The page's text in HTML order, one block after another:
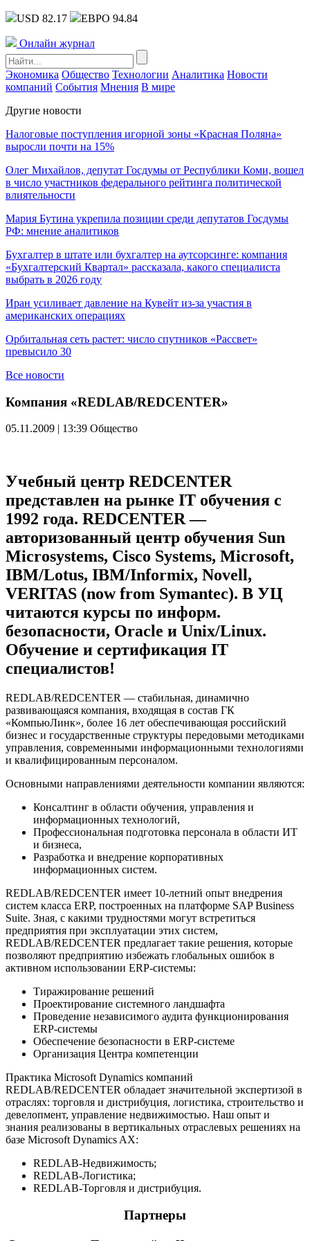
USD 82.17 ЕВРО 94.84
Онлайн журнал
Экономика Общество Технологии Аналитика Новости
компаний События Мнения В мире
Другие новости
Налоговые поступления игорной зоны «Красная Поляна»
выросли почти на 15%
Олег Михайлов, депутат Госдумы от Республики Коми, вошел
в число участников федерального рейтинга политической
влиятельности
Мария Бутина укрепила позиции среди депутатов Госдумы
РФ: мнение аналитиков
Бухгалтер в штате или бухгалтер на аутсорсинге: компания
«Бухгалтерский Квартал» рассказала, какого специалиста
выбрать в 2026 году
Иран усиливает давление на Кувейт из-за участия в
американских операциях
Орбитальная сеть растет: число спутников «Рассвет»
превысило 30
Все новости
Компания «REDLAB/REDCENTER»
05.11.2009 | 13:39 Общество
Учебный центр REDCENTER
представлен на рынке IT обучения с
1992 года. REDCENTER —
авторизованный центр обучения Sun
Microsystems, Cisco Systems, Microsoft,
IBM/Lotus, IBM/Informix, Novell,
VERITAS (now from Symantec). В УЦ
читаются курсы по информ.
безопасности, Oracle и Unix/Linux.
Обучение и сертификация IT
специалистов!
REDLAB/REDCENTER — стабильная, динамично
развивающаяся компания, входящая в состав ГК
«КомпьюЛинк», более 16 лет обеспечивающая российский
бизнес и государственные структуры передовыми методиками
управления, современными информационными технологиями
и квалифицированным персоналом.
Основными направлениями деятельности компании являются:
Консалтинг в области обучения, управления и
информационных технологий,
Профессиональная подготовка персонала в области ИТ
и бизнеса,
Разработка и внедрение корпоративных
информационных систем.
REDLAB/REDCENTER имеет 10-летний опыт внедрения
систем класса ERP, построенных на платформе SAP Business
Suite. Зная, с какими трудностями могут встретиться
предприятия при эксплуатации этих систем,
REDLAB/REDCENTER предлагает такие решения, которые
позволяют предприятию избежать глобальных ошибок в
активном использовании ERP-системы:
Тиражирование решений
Проектирование системного ландшафта
Проведение независимого аудита функционирования
ERP-системы
Обеспечение безопасности в ERP-системе
Организация Центра компетенции
Практика Microsoft Dynamics компаний
REDLAB/REDCENTER обладает значительной экспертизой в
отраслях: торговля и дистрибуция, логистика, строительство и
девелопмент, управление недвижимостью. Наш опыт и
знания реализованы в вертикальных отраслевых решениях на
базе Microsoft Dynamics AX:
REDLAB-Недвижимость;
REDLAB-Логистика;
REDLAB-Торговля и дистрибуция.
Партнеры